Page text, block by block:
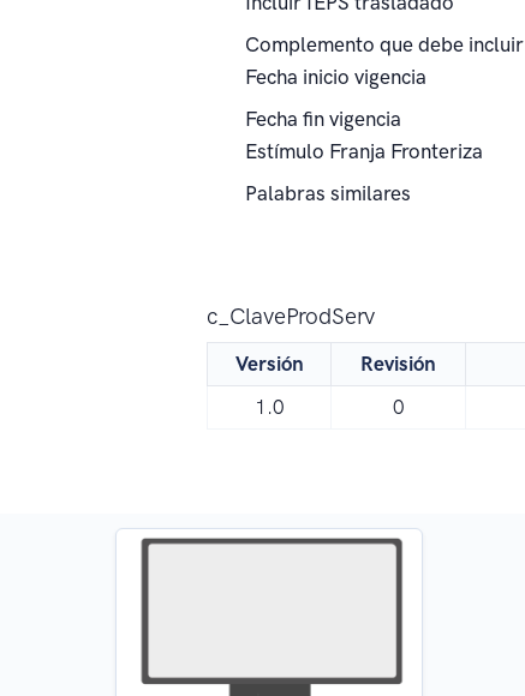
Complemento que debe incluir
Fecha inicio vigencia
Fecha fin vigencia
Estímulo Franja Fronteriza
Palabras similares
c_ClaveProdServ
Versión Revisión
1.0
0